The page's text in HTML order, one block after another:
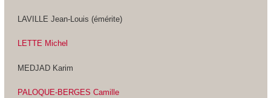
LAVILLE Jean-Louis (émérite)
LETTE Michel
MEDJAD Karim
PALOQUE-BERGES Camille